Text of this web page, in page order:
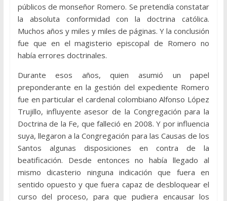
públicos de monseñor Romero. Se pretendía constatar
la absoluta conformidad con la doctrina católica.
Muchos años y miles y miles de páginas. Y la conclusión
fue que en el magisterio episcopal de Romero no
había errores doctrinales.
Durante esos años, quien asumió un papel
preponderante en la gestión del expediente Romero
fue en particular el cardenal colombiano Alfonso López
Trujillo, influyente asesor de la Congregación para la
Doctrina de la Fe, que falleció en 2008. Y por influencia
suya, llegaron a la Congregación para las Causas de los
Santos algunas disposiciones en contra de la
beatificación. Desde entonces no había llegado al
mismo dicasterio ninguna indicación que fuera en
sentido opuesto y que fuera capaz de desbloquear el
curso del proceso, para que pudiera encausar los